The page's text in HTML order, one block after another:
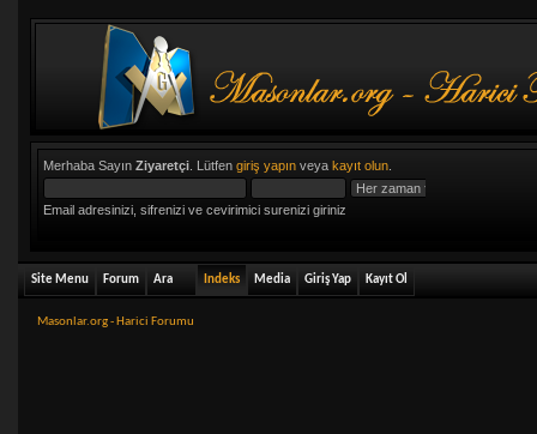
Merhaba Sayın Ziyaretçi. Lütfen giriş yapınveya kayıt olun.
Email adresinizi, sifrenizi ve cevirimici surenizi giriniz
Site Menu Forum Ara Indeks Media Giriş Yap Kayıt Ol
Masonlar.org - Harici Forumu